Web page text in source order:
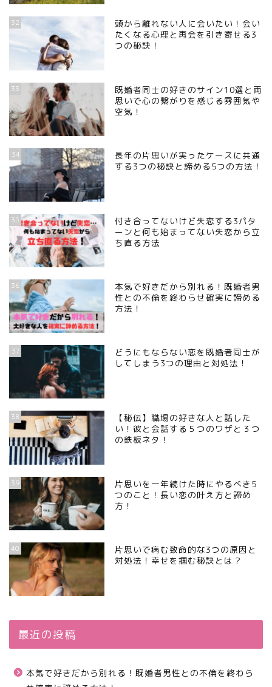
32
頭から離れない人に会いたい！会い
たくなる心理と再会を引き寄せる3
つの秘訣！
33
既婚者同士の好きのサイン10選と両
思いで心の繋がりを感じる雰囲気や
空気！
34
長年の片思いが実ったケースに共通
する3つの秘訣と諦める5つの方法！
35
付き合ってないけど失恋する3パタ
ーンと何も始まってない失恋から立
ち直る方法
36
本気で好きだから別れる！既婚者男
性との不倫を終わらせ確実に諦める
方法！
37
どうにもならない恋を既婚者同士が
してしまう3つの理由と対処法！
38
【秘伝】職場の好きな人と話した
い！彼と会話する５つのワザと３つ
の鉄板ネタ！
39
片思いを一年続けた時にやるべき5
つのこと！長い恋の叶え方と諦め
方！
40
片思いで病む致命的な3つの原因と
対処法！幸せを掴む秘訣とは？
最近の投稿
本気で好きだから別れる！既婚者男性との不倫を終わら